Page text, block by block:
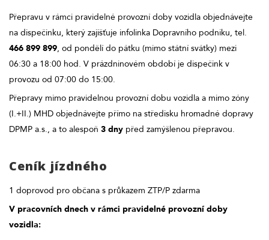
Přepravu v rámci pravidelné provozní doby vozidla objednávejte
na dispečinku, který zajišťuje infolinka Dopravního podniku, tel.
466 899 899, od pondělí do pátku (mimo státní svátky) mezi
06:30 a 18:00 hod. V prázdninovém období je dispečink v
provozu od 07:00 do 15:00.
Přepravy mimo pravidelnou provozní dobu vozidla a mimo zóny
(I.+II.) MHD objednávejte přímo na středisku hromadné dopravy
DPMP a.s., a to alespoň 3 dny před zamýšlenou přepravou.
Ceník jízdného
1 doprovod pro občana s průkazem ZTP/P zdarma
V pracovních dnech v rámci pravidelné provozní doby
vozidla: